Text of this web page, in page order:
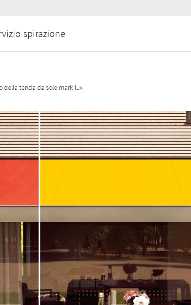
Ispirazione
della tenda da sole markilux